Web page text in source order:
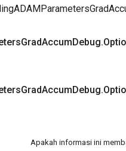
GradAccumDebug.
GradAccumDebug.
Apakah informasi ini